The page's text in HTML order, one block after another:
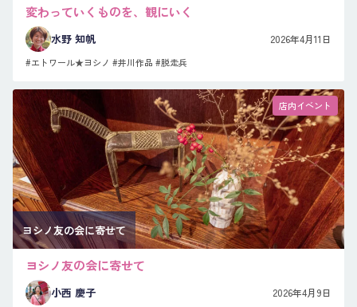
変わっていくものを、観にいく
水野 知帆 2026年4月11日
#エトワール★ヨシノ #井川作品 #脱走兵
店内イベント
ヨシノ友の会に寄せて
ヨシノ友の会に寄せて
小西 慶子 2026年4月9日